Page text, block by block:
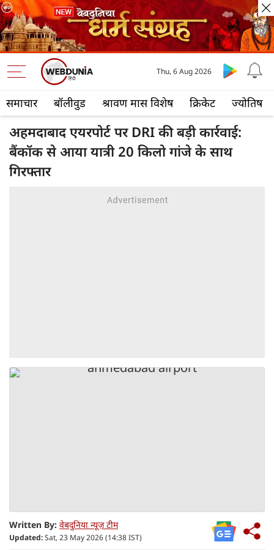
समाचार बॉलीवुड श्रावण मास विशेष क्रिकेट ज्योतिष
Thu, 6 Aug 2026
अहमदाबाद एयरपोर्ट पर DRI की बड़ी कार्रवाई:
बैंकॉक से आया यात्री 20 किलो गांजे के साथ
गिरफ्तार
Written By: वेबदुनिया न्यूज़ टीम
Updated:Sat, 23 May 2026 (14:38 IST)